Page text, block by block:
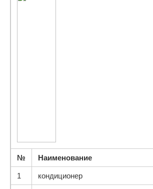
№ Наименование
1 кондиционер